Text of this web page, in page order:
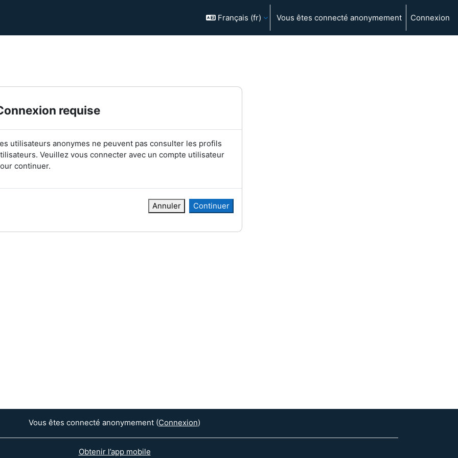
Français ‎(fr)‎ Vous êtes connecté anonymement Connexion
requise
utilisateurs anonymes ne peuvent pas consulter les profils
Veuillez vous connecter avec un compte utilisateur
continuer.
Annuler Continuer
Vous êtes connecté anonymement (Connexion)
Obtenir l’app mobile